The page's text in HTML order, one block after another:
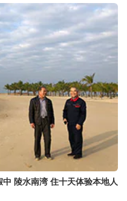
陵水南湾 住十天体验本地人